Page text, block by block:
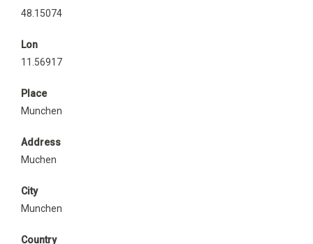
48.15074
Lon
11.56917
Place
Munchen
Address
Muchen
City
Munchen
Country